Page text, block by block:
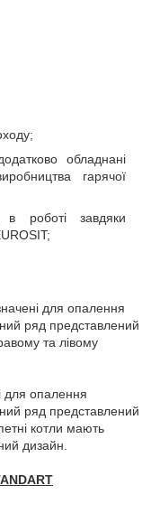
обладнані
гарячої
в роботі завдяки
;
для опалення
ряд представлений
та лівому
для опалення
ряд представлений
котли мають
дизайн.